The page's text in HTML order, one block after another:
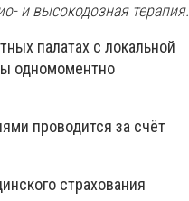
и высокодозная терапия.
палатах с локальной
одномоментно
проводится за счёт
страхования